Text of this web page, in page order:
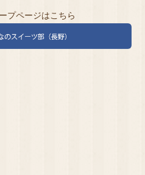
プページはこちら